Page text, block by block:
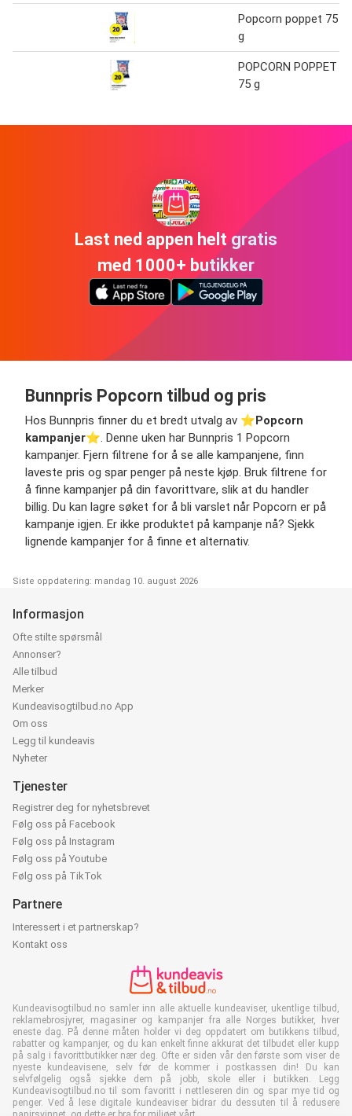
Popcorn poppet 75
g
POPCORN POPPET
75 g
Last ned appen helt gratis
med 1000+ butikker
Bunnpris Popcorn tilbud og pris
Hos Bunnpris finner du et bredt utvalg av ⭐️Popcorn
kampanjer⭐️. Denne uken har Bunnpris 1 Popcorn
kampanjer. Fjern filtrene for å se alle kampanjene, finn
laveste pris og spar penger på neste kjøp. Bruk filtrene for
å finne kampanjer på din favorittvare, slik at du handler
billig. Du kan lagre søket for å bli varslet når Popcorn er på
kampanje igjen. Er ikke produktet på kampanje nå? Sjekk
lignende kampanjer for å finne et alternativ.
Siste oppdatering: mandag 10. august 2026
Informasjon
Ofte stilte spørsmål
Annonser?
Alle tilbud
Merker
Kundeavisogtilbud.no App
Om oss
Legg til kundeavis
Nyheter
Tjenester
Registrer deg for nyhetsbrevet
Følg oss på Facebook
Følg oss på Instagram
Følg oss på Youtube
Følg oss på TikTok
Partnere
Interessert i et partnerskap?
Kontakt oss
Kundeavisogtilbud.no samler inn alle aktuelle kundeaviser, ukentlige tilbud,
reklamebrosjyrer, magasiner og kampanjer fra alle Norges butikker, hver
eneste dag. På denne måten holder vi deg oppdatert om butikkens tilbud,
rabatter og kampanjer, og du kan enkelt finne akkurat det tilbudet eller kupp
på salg i favorittbutikker nær deg. Ofte er siden vår den første som viser de
nyeste kundeavisene, selv før de kommer i postkassen din! Du kan
selvfølgelig også sjekke dem på jobb, skole eller i butikken. Legg
Kundeavisogtilbud.no til som favoritt i nettleseren din og spar mye tid og
penger. Ved å lese digitale kundeaviser bidrar du dessuten til å redusere